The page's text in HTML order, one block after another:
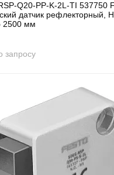
Q20-PP-K-2L-TI 537750
датчик рефлекторный,
2500 мм
запросу